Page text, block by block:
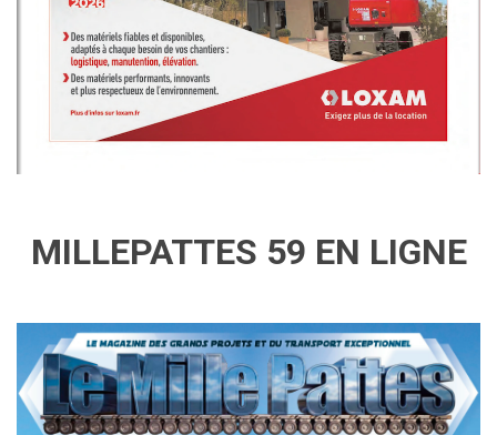
MILLEPATTES 59 EN LIGNE